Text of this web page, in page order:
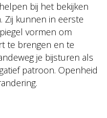
bij het bekijken
Zij kunnen in eerste
vormen om
te brengen en te
je bijsturen als
patroon. Openheid